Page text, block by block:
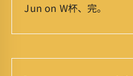
Jun on W杯、完。